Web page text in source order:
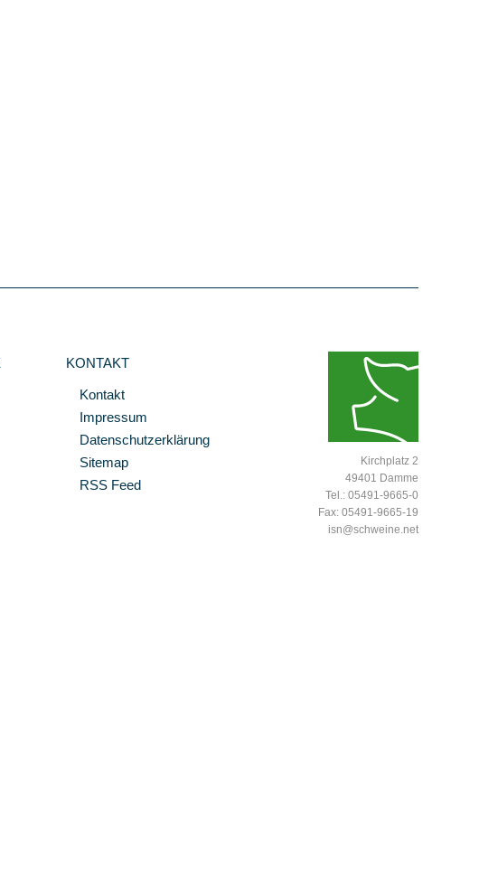
KONTAKT
Kontakt
Impressum
Datenschutzerklärung
Sitemap
RSS Feed
Kirchplatz 2
49401 Damme
Tel.: 05491-9665-0
Fax: 05491-9665-19
isn@schweine.net